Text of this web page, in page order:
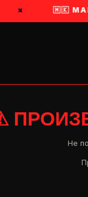
🇲🇰
Не